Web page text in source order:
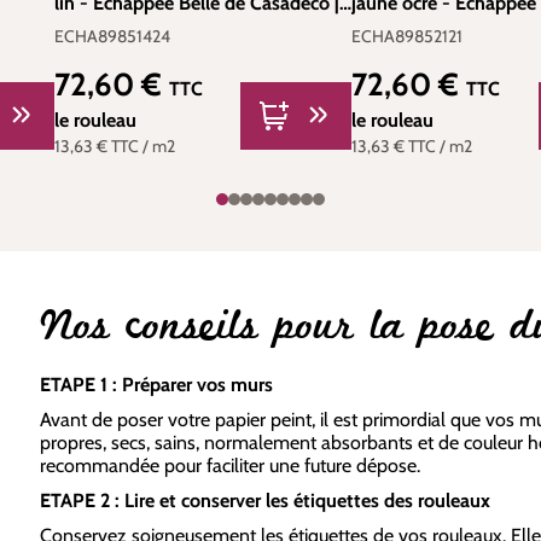
Réf. ECHA89851424
ECHA89851424
13,63 €TTC / m2
Prix régulier :
72,60 € TTC
le rouleau
Casadéco | Réf.
ECHA89852121
13,63 €TTC/ m2
Prix régulier :
72,60 €TTC
le rouleau
Nos conseils pour la pose
ETAPE 1 : Préparer vos murs
Avant de poser votre papier peint, il est primordial que vos
propres, secs, sains, normalement absorbants et de
recommandée pour faciliter une future dépose.
ETAPE 2 : Lire et conserver les étiquettes des rouleaux
Conservez soigneusement les étiquettes de vos rouleaux.